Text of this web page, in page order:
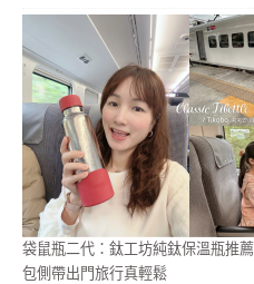
袋鼠瓶二代：鈦工坊純鈦保溫瓶推
包側帶出門旅行真輕鬆